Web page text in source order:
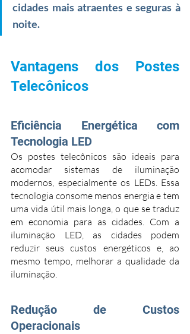
cidades mais atraentes e seguras à
noite.
Vantagens dos Postes
Telecônicos
Eficiência Energética com
Tecnologia LED
Os postes telecônicos são ideais para
acomodar sistemas de iluminação
modernos, especialmente os LEDs. Essa
tecnologia consome menos energia e tem
uma vida útil mais longa, o que se traduz
em economia para as cidades. Com a
iluminação LED, as cidades podem
reduzir seus custos energéticos e, ao
mesmo tempo, melhorar a qualidade da
iluminação.
Redução de Custos
Operacionais